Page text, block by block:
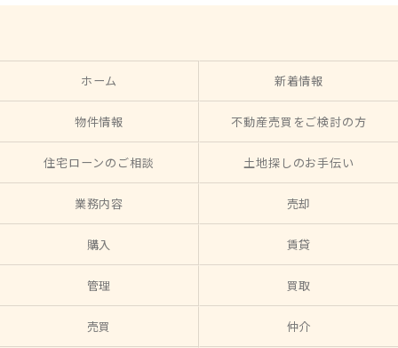
ホーム 新着情報
物件情報 不動産売買をご検討の方
住宅ローンのご相談 土地探しのお手伝い
業務内容 売却
購入 賃貸
管理 買取
売買 仲介